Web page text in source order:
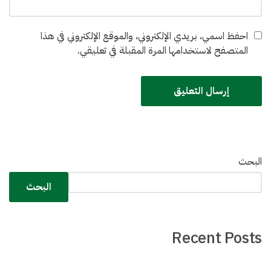
احفظ اسمي، بريدي الإلكتروني، والموقع الإلكتروني في هذا
المتصفح لاستخدامها المرة المقبلة في تعليقي.
البحث
البحث
Recent Posts